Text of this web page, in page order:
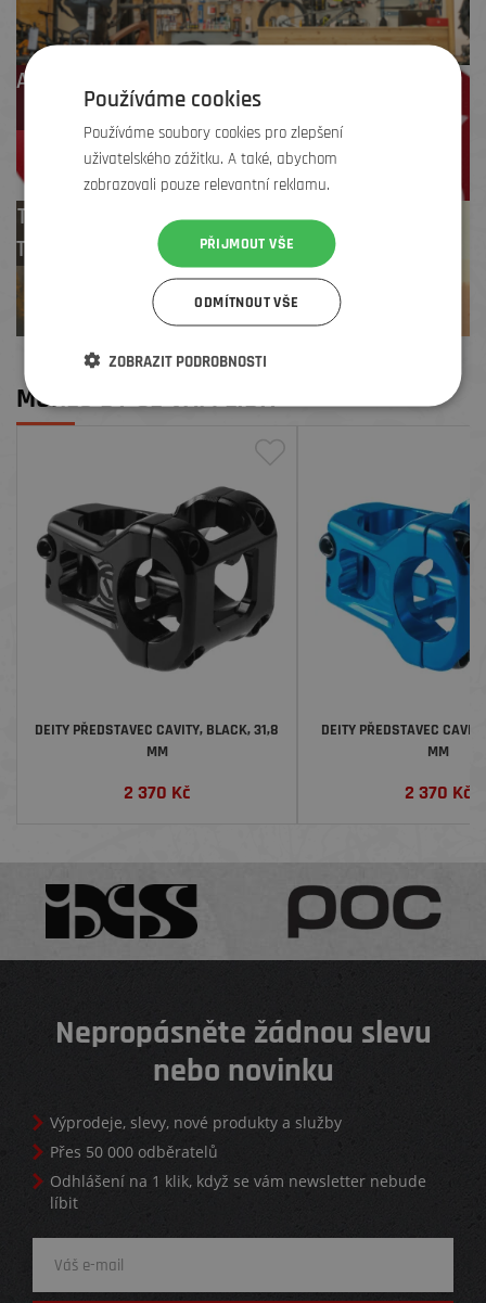
Až 4 % cashback
na další nákup
Test centrum
TREK zdarma
MOHLO BY SE VÁM LÍBIT
DEITY PŘEDSTAVEC CAVITY, BLACK, 31,8
MM
2 370 Kč
DEITY PŘEDSTAVEC
MM
2 370 Kč
Nepropásněte žádnou slevu
nebo novinku
Výprodeje, slevy, nové produkty a služby
Přes 50 000 odběratelů
Odhlášení na 1 klik, když se vám newsletter nebude
líbit
Používáme cookies
Používáme soubory cookies pro zlepšení
uživatelského zážitku. A také, abychom
zobrazovali pouze relevantní reklamu.
PŘIJMOUT VŠE
ODMÍTNOUT VŠE
ZOBRAZIT PODROBNOSTI